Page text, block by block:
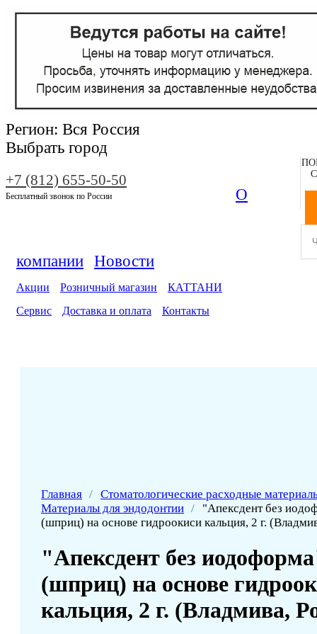
Регион: Вся Россия
Выбрать город
+7 (812) 655-50-50
Бесплатный звонок по России О
компании Новости
Акции Розничный магазин
КАТТАНИ
Сервис
Доставка и оплата Контакты
Главная / Стоматологические расходные
Материалы для эндодонтии /
"Апексдент без
(шприц) на основе гидроокиси кальция, 2 г.
"Апексдент без
(шприц) на основе
кальция, 2 г. (Владмива,